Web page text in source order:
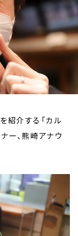
紹介する「カル
ー、熊崎アナウ